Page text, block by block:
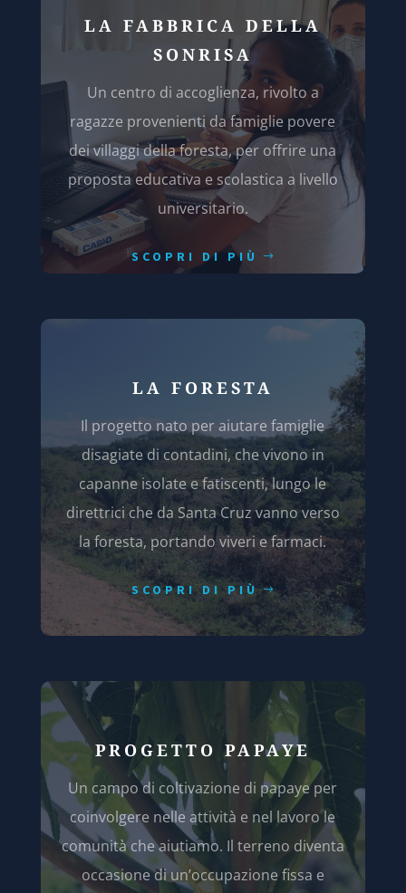
LA FABBRICA DELLA
SONRISA
Un centro di accoglienza, rivolto a
ragazze provenienti da famiglie povere
dei villaggi della foresta, per offrire una
proposta educativa e scolastica a livello
universitario.
SCOPRI DI PIÙ
LA FORESTA
Il progetto nato per aiutare famiglie
disagiate di contadini, che vivono in
capanne isolate e fatiscenti, lungo le
direttrici che da Santa Cruz vanno verso
la foresta, portando viveri e farmaci.
SCOPRI DI PIÙ
PROGETTO PAPAYE
Un campo di coltivazione di papaye per
coinvolgere nelle attività e nel lavoro le
comunità che aiutiamo. Il terreno diventa
occasione di un’occupazione fissa e